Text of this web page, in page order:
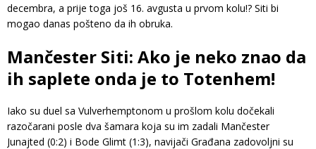
decembra, a prije toga još 16. avgusta u prvom kolu!? Siti bi
mogao danas pošteno da ih obruka.
Mančester Siti: Ako je neko znao da
ih saplete onda je to Totenhem!
Iako su duel sa Vulverhemptonom u prošlom kolu dočekali
razočarani posle dva šamara koja su im zadali Mančester
Junajted (0:2) i Bode Glimt (1:3), navijači Građana zadovoljni su